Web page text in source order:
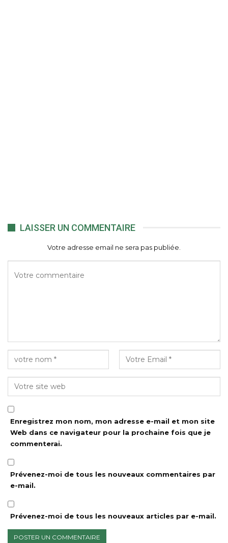
LAISSER UN COMMENTAIRE
Votre adresse email ne sera pas publiée.
Enregistrez mon nom, mon adresse e-mail et mon site
Web dans ce navigateur pour la prochaine fois que je
commenterai.
Prévenez-moi de tous les nouveaux commentaires par
e-mail.
Prévenez-moi de tous les nouveaux articles par e-mail.